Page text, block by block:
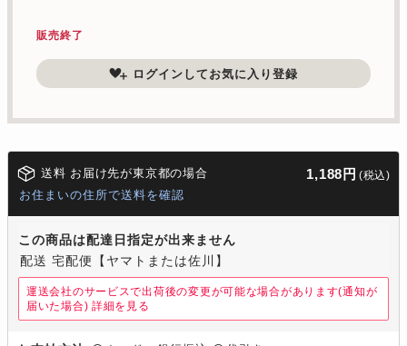
販売終了
ログインしてお気に入り登録
送料 お届け先が東京都の場合 1,188円 (税込)
お住まいの住所で送料を確認
この商品は配達日指定が出来ません
配送 宅配便【ヤマトまたは佐川】
運送会社のサービスで出荷後の変更が可能な場合があります(通知が
届いた場合) 詳細を見る